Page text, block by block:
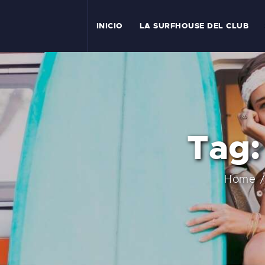
INICIO LA SURFHOUSE DEL CLUB
Home